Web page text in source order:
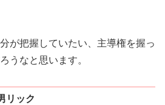
が把握していたい、主導権を握っ
うなと思います。
リック